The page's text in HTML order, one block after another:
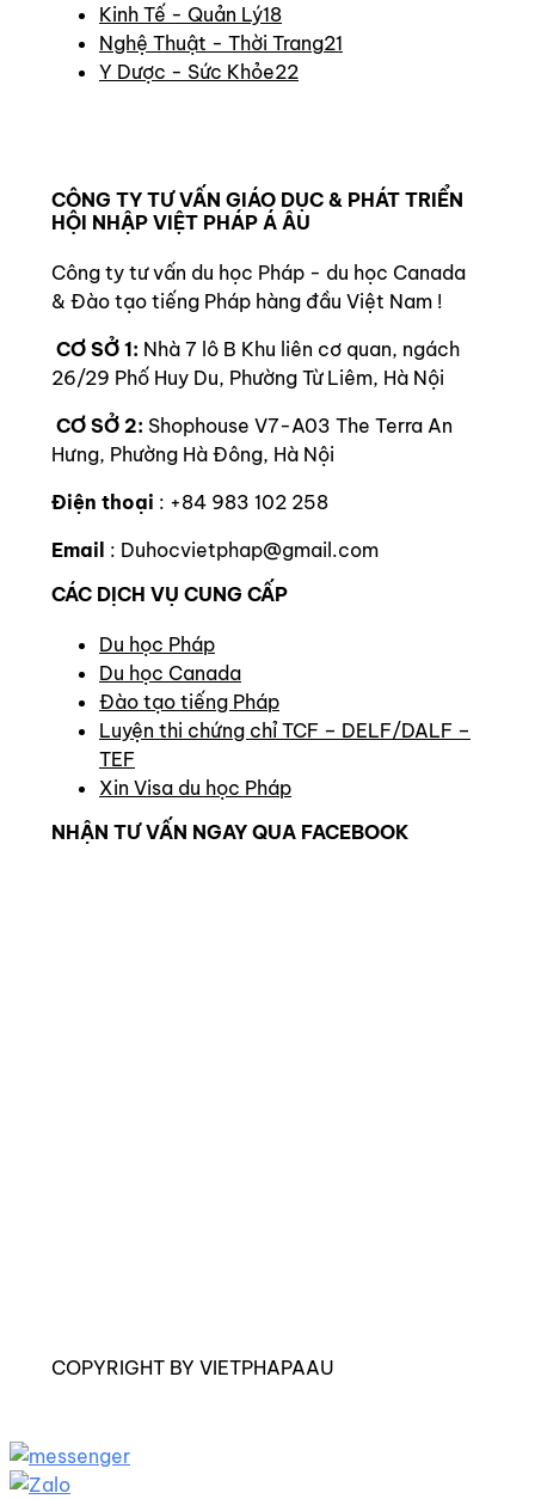
Kinh Tế - Quản Lý18
Nghệ Thuật - Thời Trang21
Y Dược - Sức Khỏe22
CÔNG TY TƯ VẤN GIÁO DỤC & PHÁT TRIỂN
HỘI NHẬP VIỆT PHÁP Á ÂU
Công ty tư vấn du học Pháp - du học Canada
& Đào tạo tiếng Pháp hàng đầu Việt Nam !
CƠ SỞ 1: Nhà 7 lô B Khu liên cơ quan, ngách
26/29 Phố Huy Du, Phường Từ Liêm, Hà Nội
CƠ SỞ 2: Shophouse V7-A03 The Terra An
Hưng, Phường Hà Đông, Hà Nội
Điện thoại : +84 983 102 258
Email : Duhocvietphap@gmail.com
CÁC DỊCH VỤ CUNG CẤP
Du học Pháp
Du học Canada
Đào tạo tiếng Pháp
Luyện thi chứng chỉ TCF – DELF/DALF –
TEF
Xin Visa du học Pháp
NHẬN TƯ VẤN NGAY QUA FACEBOOK
COPYRIGHT BY VIETPHAPAAU